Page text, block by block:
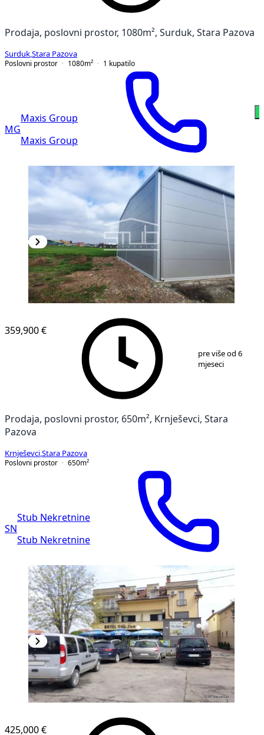
Prodaja, poslovni prostor, 1080m², Surduk, Stara Pazova
Surduk Stara Pazova
Poslovni prostor
1080m² 1 kupatilo
MG
Maxis Group
Maxis Group
6
359,900 €
pre više od 6
mjeseci
Prodaja, poslovni prostor, 650m², Krnješevci, Stara
Pazova
Krnješevci Stara Pazova
Poslovni prostor
650m²
SN
Stub Nekretnine
Stub Nekretnine
425,000 €